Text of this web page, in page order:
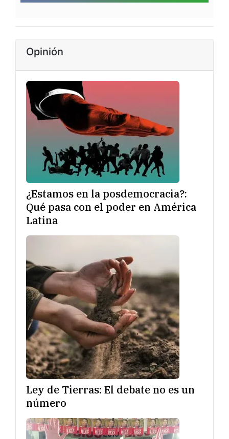
Opinión
¿Estamos en la posdemocracia?:
Qué pasa con el poder en América
Latina
Ley de Tierras: El debate no es un
número